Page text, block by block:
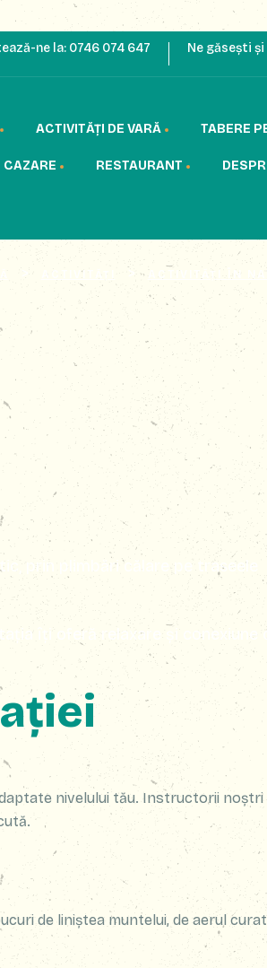
ne la: 0746 074 647 Ne găsești
ACTIVITĂȚI DE VARĂ TABERE
CAZARE RESTAURANT
> ACTIVITĂȚI > ACTIVITĂȚI ÎN
prin plimbări călare pe traseele
îți oferă relaxare și conexiune
nivelului tău. Instructorii noștri
de liniștea muntelui, de aerul